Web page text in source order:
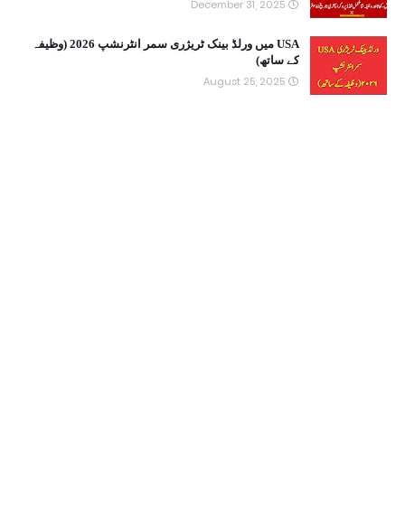
December 31, 2025
USA میں ورلڈ بینک ٹریژری سمر انٹرنشپ 2026 (وظیفہ
کے ساتھ)
August 25, 2025